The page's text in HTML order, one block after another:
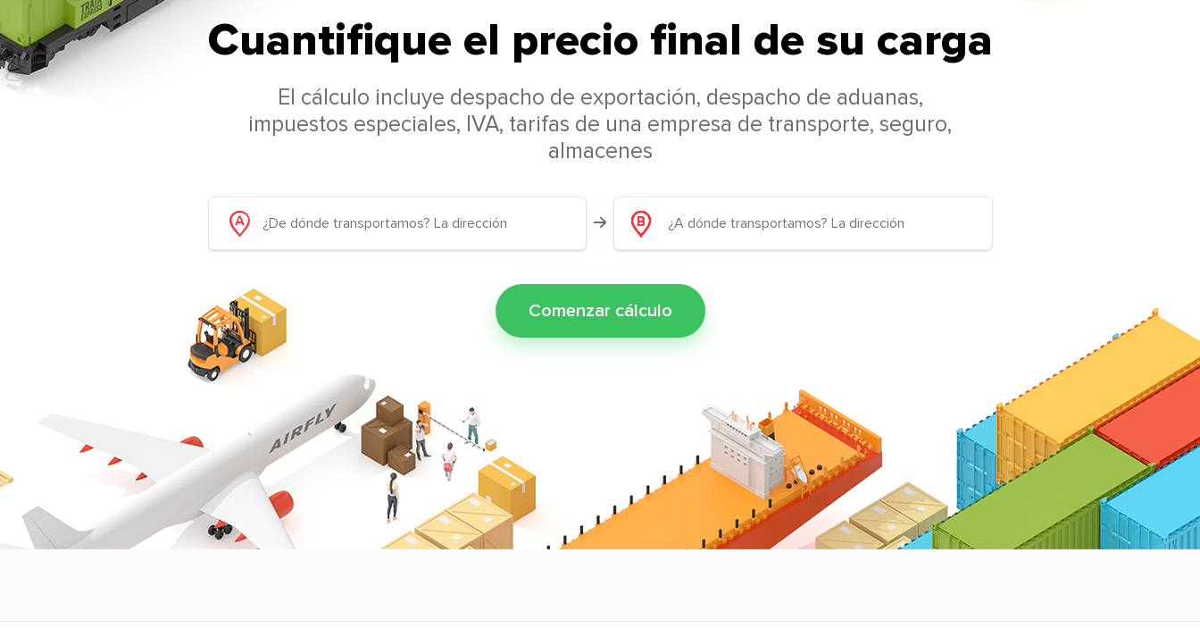
Cuantifique el precio final de su carga
El cálculo incluye despacho de exportación, despacho de aduanas,
impuestos especiales, IVA, tarifas de una empresa de transporte, seguro,
almacenes
Comenzar cálculo